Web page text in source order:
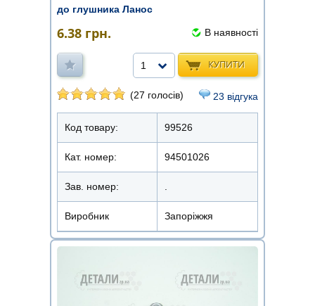
до глушника Ланос
6.38 грн. В наявності
КУПИТИ
1
(27 голосів) 23 відгука
Код товару: 99526
Кат. номер: 94501026
Зав. номер:
Виробник Запоріжжя